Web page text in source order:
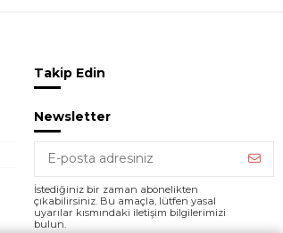
Takip Edin
Newsletter
İstediğiniz bir zaman abonelikten
çıkabilirsiniz. Bu amaçla, lütfen yasal
uyarılar kısmındaki iletişim bilgilerimizi
bulun.